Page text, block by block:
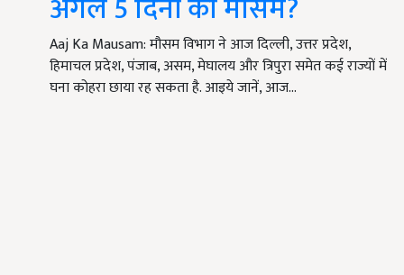
अगले 5 दिनों का मौसम?
Aaj Ka Mausam: मौसम विभाग ने आज दिल्ली, उत्तर प्रदेश,
हिमाचल प्रदेश, पंजाब, असम, मेघालय और त्रिपुरा समेत कई राज्यों में
घना कोहरा छाया रह सकता है. आइये जानें, आज…